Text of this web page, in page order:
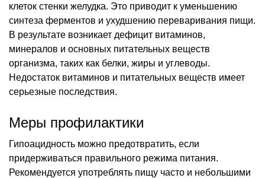
клеток стенки желудка. Это приводит к уменьшению
синтеза ферментов и ухудшению переваривания пищи.
В результате возникает дефицит витаминов,
минералов и основных питательных веществ
организма, таких как белки, жиры и углеводы.
Недостаток витаминов и питательных веществ имеет
серьезные последствия.
Меры профилактики
Гипоацидность можно предотвратить, если
придерживаться правильного режима питания.
Рекомендуется употреблять пищу часто и небольшими